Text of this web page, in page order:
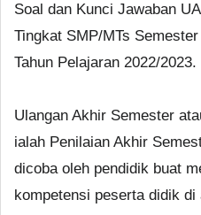
Soal dan Kunci Jawaban
Tingkat SMP/MTs
Tahun Pelajaran 2022/2023.
Ulangan Akhir Semester
ialah Penilaian Akhir
dicoba oleh pendidik buat
kompetensi peserta didik